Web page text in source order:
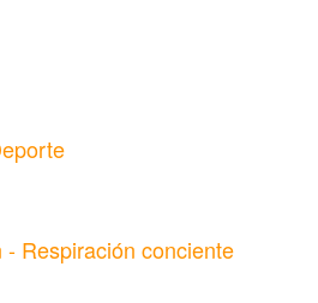
Respiración conciente